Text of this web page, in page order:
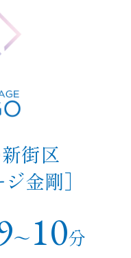
街区
金剛］
～10分